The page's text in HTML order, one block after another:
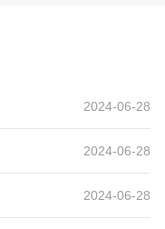
2024-06-28
2024-06-28
2024-06-28